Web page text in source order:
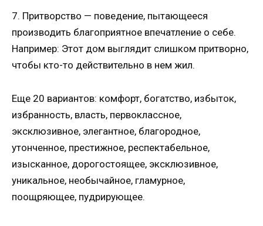
7. Притворство — поведение, пытающееся
производить благоприятное впечатление о себе.
Например: Этот дом выглядит слишком притворно,
чтобы кто-то действительно в нем жил.
Еще 20 вариантов: комфорт, богатство, избыток,
избранность, власть, первоклассное,
эксклюзивное, элегантное, благородное,
утонченное, престижное, респектабельное,
изысканное, дорогостоящее, эксклюзивное,
уникальное, необычайное, гламурное,
поощряющее, пудрирующее.